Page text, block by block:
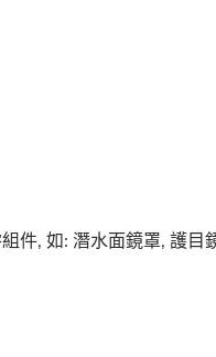
件, 如: 潛水面鏡罩, 護目